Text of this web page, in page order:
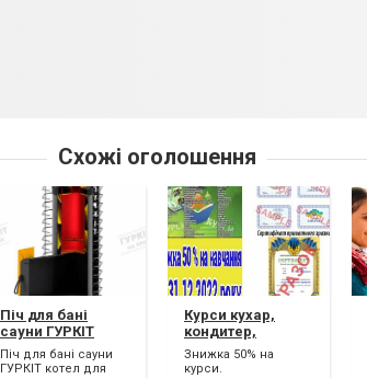
Схожі оголошення
Піч для бані
сауни ГУРКІТ
котел для бані
Піч для бані сауни
ГУРКІТ котел для
Курси кухар,
кондитер,
сушист, піццеолі,
баріст, бармен,
Знижка 50% на
курси.